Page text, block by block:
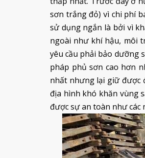
sơn trắng đỏ) vì chi phí
sử dụng ngắn là bởi vì
ngoài như khí hậu, môi
yêu cầu phải bảo dưỡng
pháp phủ sơn cao hơn
nhất nhưng lại giữ được
địa hình khó khăn vùng
được sự an toàn như các